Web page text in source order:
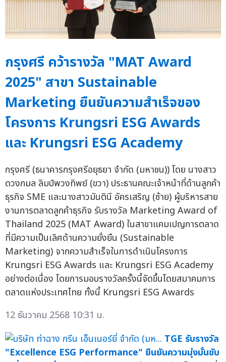
กรุงศรี คว้ารางวัล "MAT Award
2025" สาขา Sustainable
Marketing ยืนยันความสำเร็จของ
โครงการ Krungsri ESG Awards
และ Krungsri ESG Academy
กรุงศรี (ธนาคารกรุงศรีอยุธยา จำกัด (มหาชน)) โดย นางสาว
ดวงกมล ลิมป์พวงทิพย์ (ขวา) ประธานคณะเจ้าหน้าที่ด้านลูกค้า
ธุรกิจ SME และนางสาวมันตินี อัครเสริญ (ซ้าย) ผู้บริหารสาย
งานการตลาดลูกค้าธุรกิจ รับรางวัล Marketing Award of
Thailand 2025 (MAT Award) ในสาขาแคมเปญการตลาด
ที่มีความเป็นเลิศด้านความยั่งยืน (Sustainable
Marketing) จากความสำเร็จในการดำเนินโครงการ
Krungsri ESG Awards และ Krungsri ESG Academy
อย่างต่อเนื่อง โดยการมอบรางวัลครั้งนี้จัดขึ้นโดยสมาคมการ
ตลาดแห่งประเทศไทย ทั้งนี้ Krungsri ESG Awards
12 ธันวาคม 2568 10:31 น.
TGE รับรางวัล
"Excellence ESG Performance" ยืนยันความมุ่งมั่นขับ